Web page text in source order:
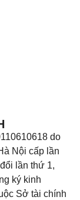
do
Nội cấp lần
lần thứ 1,
ký kinh
Sở tài chính